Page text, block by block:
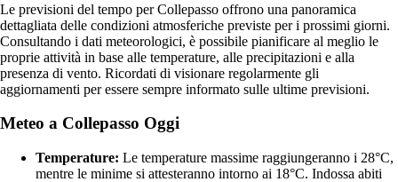
Le previsioni del tempo per Collepasso offrono una panoramica
dettagliata delle condizioni atmosferiche previste per i prossimi giorni.
Consultando i dati meteorologici, è possibile pianificare al meglio le
proprie attività in base alle temperature, alle precipitazioni e alla
presenza di vento. Ricordati di visionare regolarmente gli
aggiornamenti per essere sempre informato sulle ultime previsioni.
Meteo a Collepasso Oggi
Temperature: Le temperature massime raggiungeranno i 28°C,
mentre le minime si attesteranno intorno ai 18°C. Indossa abiti